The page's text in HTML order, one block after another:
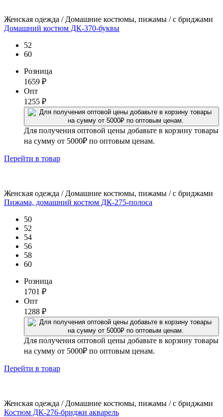
Женская одежда / Домашние костюмы, пижамы / с бриджами
Домашний костюм ДК-370-буквы
52
60
Розница
1659 ₽
Опт
1255 ₽
Для получения оптовой цены добавьте в корзину товары
на сумму от 5000₽ по оптовым ценам.
Перейти в товар
Женская одежда / Домашние костюмы, пижамы / с бриджами
Пижама, домашний костюм ДК-275-полоса
50
52
54
56
58
60
Розница
1701 ₽
Опт
1288 ₽
Для получения оптовой цены добавьте в корзину товары
на сумму от 5000₽ по оптовым ценам.
Перейти в товар
Женская одежда / Домашние костюмы, пижамы / с бриджами
Костюм ДК-276-бриджи акварель